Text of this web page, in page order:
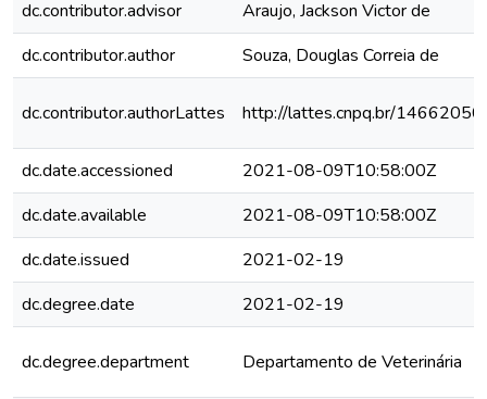
dc.contributor.advisor
Araujo, Jackson Victor de
dc.contributor.author
Souza, Douglas Correia de
dc.contributor.authorLattes http://lattes.cnpq.br/
dc.date.accessioned
2021-08-09T10:58:00Z
dc.date.available
2021-08-09T10:58:00Z
dc.date.issued
2021-02-19
dc.degree.date
2021-02-19
dc.degree.department Departamento de Veterinária